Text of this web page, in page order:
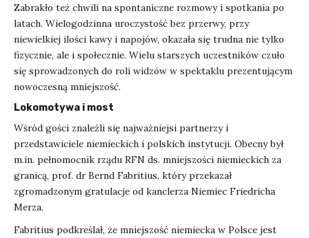
Zabrakło też chwili na spontaniczne rozmowy i spotkania po
latach. Wielogodzinna uroczystość bez przerwy, przy
niewielkiej ilości kawy i napojów, okazała się trudna nie tylko
fizycznie, ale i społecznie. Wielu starszych uczestników czuło
się sprowadzonych do roli widzów w spektaklu prezentującym
nowoczesną mniejszość.
Lokomotywa i most
Wśród gości znaleźli się najważniejsi partnerzy i
przedstawiciele niemieckich i polskich instytucji. Obecny był
m.in. pełnomocnik rządu RFN ds. mniejszości niemieckich za
granicą, prof. dr Bernd Fabritius, który przekazał
zgromadzonym gratulacje od kanclerza Niemiec Friedricha
Merza.
Fabritius podkreślał, że mniejszość niemiecka w Polsce jest